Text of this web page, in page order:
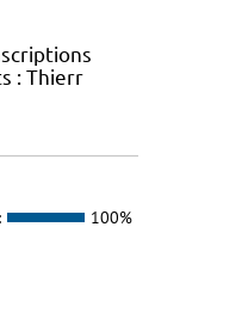
: Thierr
100%